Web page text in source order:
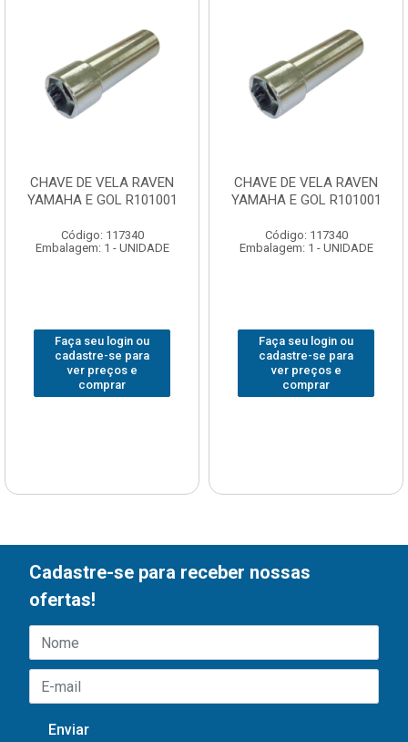
CHAVE DE VELA RAVEN
YAMAHA E GOL R101001
Código: 117340
Embalagem: 1 - UNIDADE
Faça seu login ou
cadastre-se para
ver preços e
comprar
CHAVE DE VELA RAVEN
YAMAHA E GOL R101001
Código: 117340
Embalagem: 1 - UNIDADE
Faça seu login ou
cadastre-se para
ver preços e
comprar
Cadastre-se para receber nossas
ofertas!